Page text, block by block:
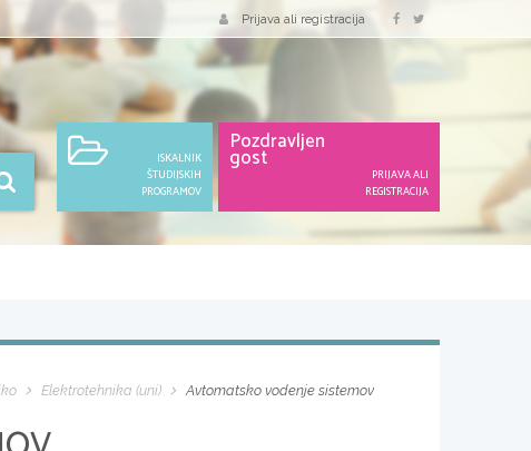
Prijava ali registracija
ISKALNIK
ŠTUDIJSKIH
PROGRAMOV
Pozdravljen
gost
PRIJAVA ALI
REGISTRACIJA
Elektrotehnika (uni) Avtomatsko vodenje sistemov